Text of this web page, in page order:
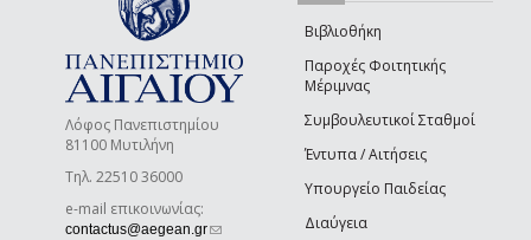
Λόφος Πανεπιστημίου
81100 Μυτιλήνη
Τηλ. 22510 36000
e-mail επικοινωνίας:
contactus@aegean.gr(link sends e-mail)
Βιβλιοθήκη
Παροχές Φοιτητικής
Μέριμνας
Συμβουλευτικοί Σταθμοί
Έντυπα / Αιτήσεις
Υπουργείο Παιδείας
Διαύγεια